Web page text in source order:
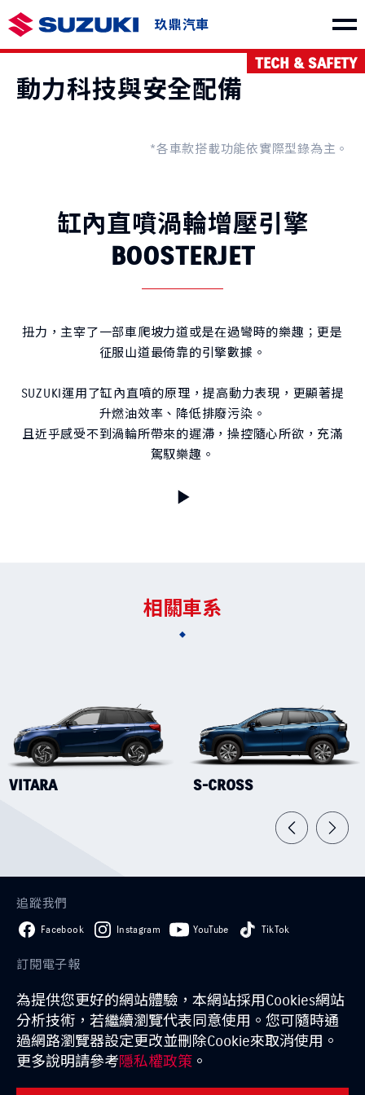
玖鼎汽車
車款介紹
NT$730,000起 NT$1,150,000起
THE NEW Jimny
NT$849,000起
VITARA
購車試算
車主活動
品牌新知
公告訊息 召回公告
探索SUZUKI
動力科技與安全配備
車主APP
預約保修
車主登入
動力科技與安全配備
TECH & SAFETY
*各車款搭載功能依實際型錄為主。
缸內直噴渦輪增壓引擎
BOOSTERJET
扭力，主宰了一部車爬坡力道或是在過彎時的樂趣；更是
征服山道最倚靠的引擎數據。
SUZUKI運用了缸內直噴的原理，提高動力表現，更顯著提
升燃油效率、降低排廢污染。
且近乎感受不到渦輪所帶來的遲滯，操控隨心所欲，充滿
駕馭樂趣。
相關車系
VITARA S-CROSS
追蹤我們
Facebook Instagram YouTube TikTok
訂閱電子報
訂閱
GLOBAL SUZUKI 日本鈴木 經銷商一覽
試乘條款
隱私權聲明
聯絡我們
為提供您更好的網站體驗，本網站採用Cookies網站
分析技術，若繼續瀏覽代表同意使用。您可隨時通
過網路瀏覽器設定更改並刪除Cookie來取消使用。
更多說明請參考隱私權政策 。